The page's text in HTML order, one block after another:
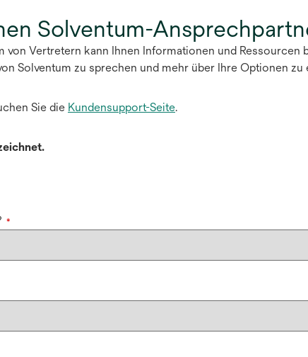
Solventum-
von Vertretern kann Ihnen Informationen und
Solventum zu sprechen und mehr über Ihre Optionen zu
Sie die Kundensupport-Seite.
*